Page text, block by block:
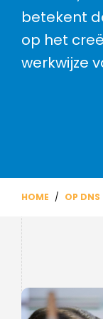
betekent
op het
werkwijze
HOME / OP DNS